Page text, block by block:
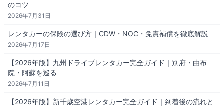
のコツ
2026年7月31日
レンタカーの保険の選び方｜CDW・NOC・免責補償を徹底解説
2026年7月17日
【2026年版】九州ドライブレンタカー完全ガイド｜別府・由布
院・阿蘇を巡る
2026年7月11日
【2026年版】新千歳空港レンタカー完全ガイド｜到着後の流れと